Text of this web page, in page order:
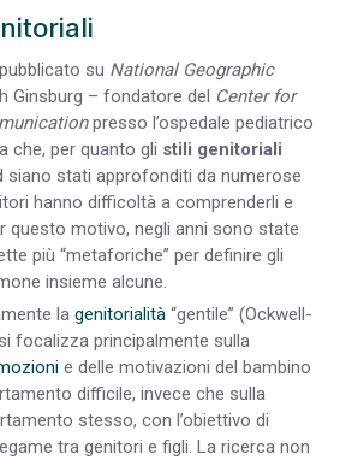
su National Geographic
Ginsburg – fondatore del Center for
presso l’ospedale pediatrico
che, per quanto gli stili genitoriali
siano stati approfonditi da numerose
hanno difficoltà a comprenderli e
questo motivo, negli anni sono state
più “metaforiche” per definire gli
insieme alcune.
la genitorialità “gentile” (Ockwell-
focalizza principalmente sulla
e delle motivazioni del bambino
difficile, invece che sulla
stesso, con l’obiettivo di
tra genitori e figli. La ricerca non